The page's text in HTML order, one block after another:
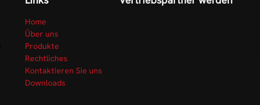
Home
Über uns
Produkte
Rechtliches
Kontaktieren Sie uns
Downloads